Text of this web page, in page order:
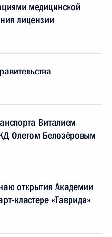
медицинской
лицензии
Виталием
Олегом Белозёровым
открытия Академии
кластере «Таврида»